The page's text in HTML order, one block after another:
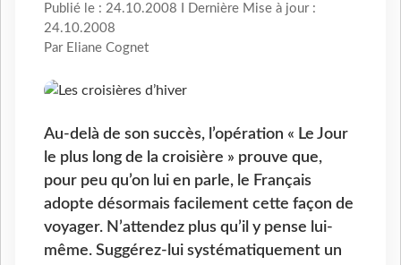
Publié le : 24.10.2008 I Dernière Mise à jour :
24.10.2008
Par Eliane Cognet
Au-delà de son succès, l’opération « Le Jour
le plus long de la croisière » prouve que,
pour peu qu’on lui en parle, le Français
adopte désormais facilement cette façon de
voyager. N’attendez plus qu’il y pense lui-
même. Suggérez-lui systématiquement un